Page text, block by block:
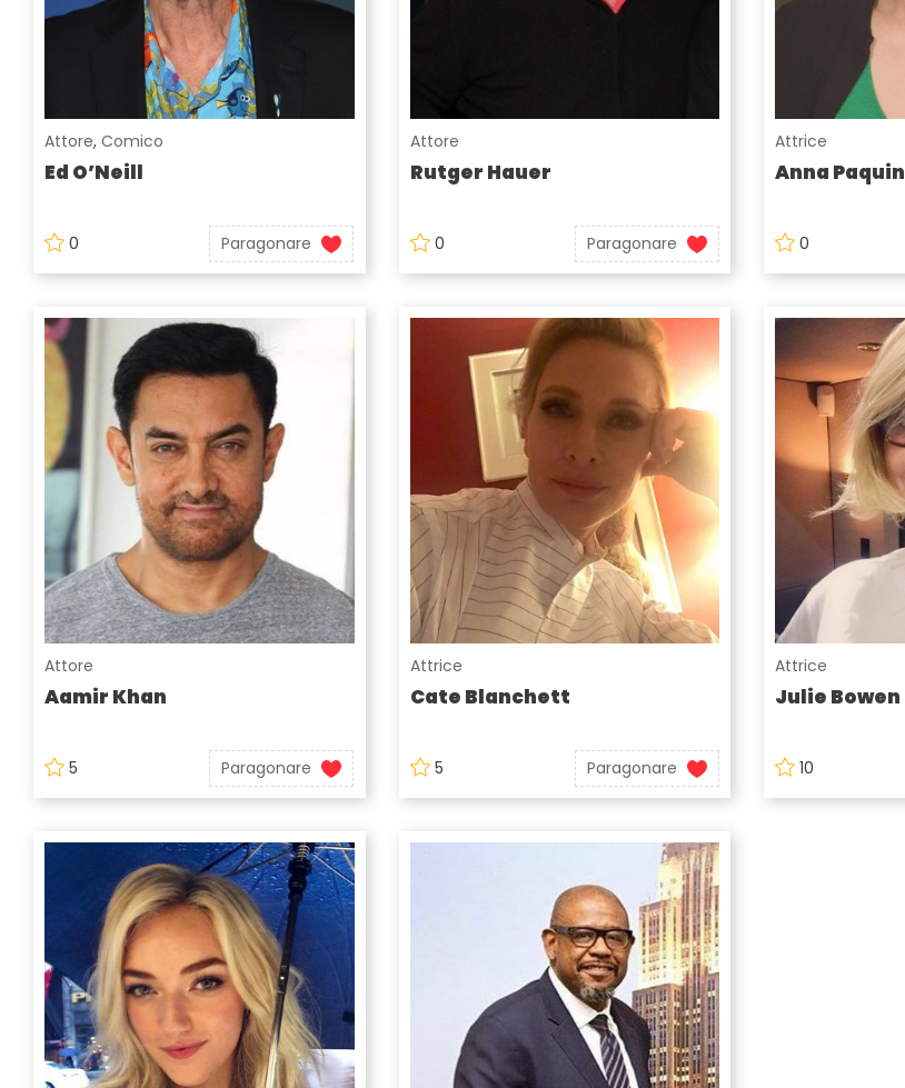
Attore, Comico
Ed O’Neill
0 Paragonare
Attore
Rutger Hauer
0 Paragonare
Attrice
Anna Paquin
0
Attore
Aamir Khan
5 Paragonare
Attrice
Cate Blanchett
5 Paragonare
Attrice
Julie Bowen
10